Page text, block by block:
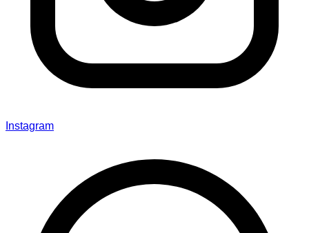
Instagram